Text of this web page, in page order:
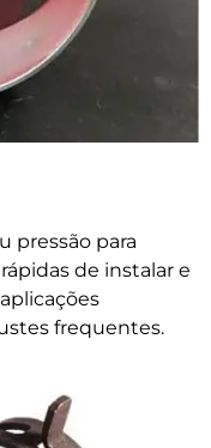
pressão para
de instalar e
frequentes.